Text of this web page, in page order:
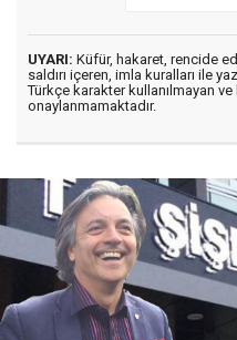
UYARI: Küfür, hakaret, rencide
saldırı içeren, imla kuralları ile
Türkçe karakter kullanılmayan
onaylanmamaktadır.